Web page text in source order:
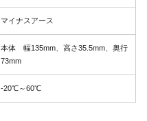
マイナスアース
本体 幅135mm、高さ35.5mm、奥行
73mm
-20℃～60℃